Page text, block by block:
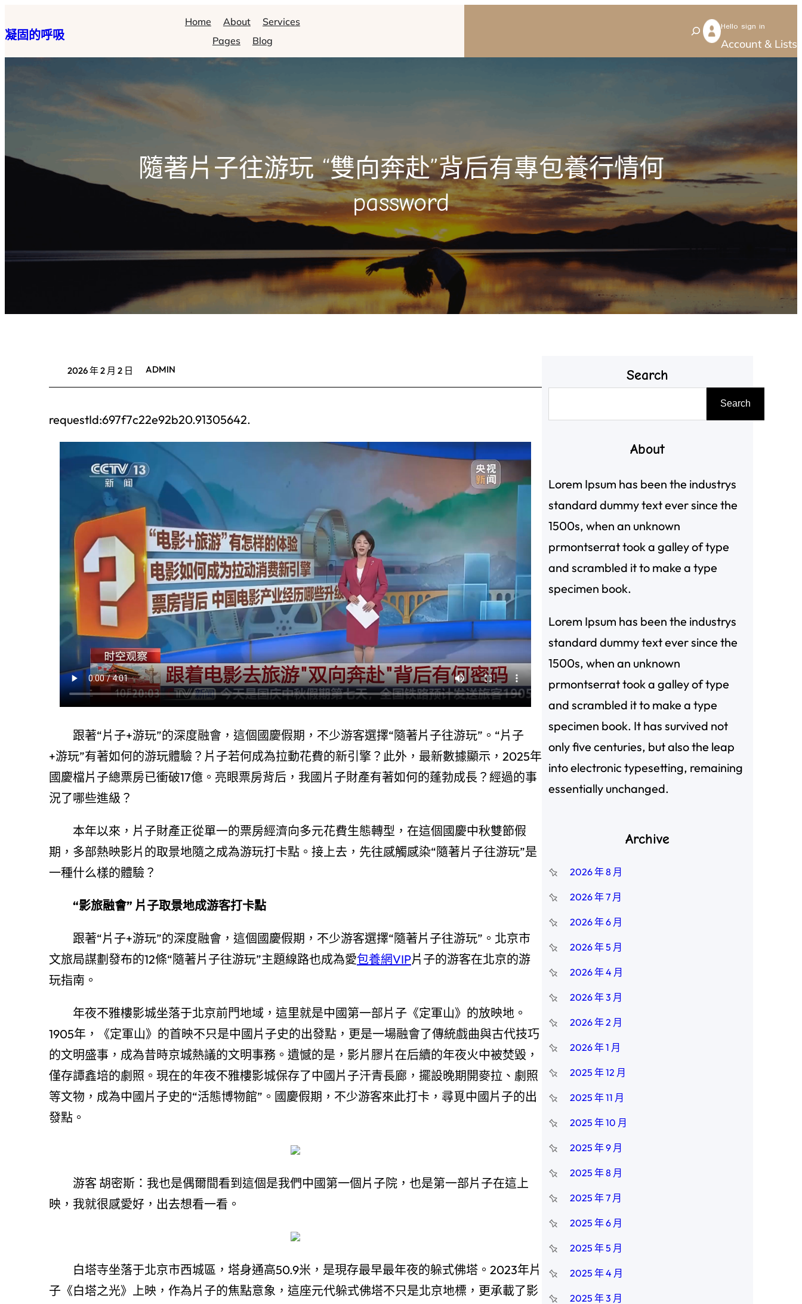
至
主
凝固的呼吸
Home About
Services
Pages
Blog
S
e
Hello sign in
Account & Lists
隨著片子往游玩 “雙向奔赴”背后有專包養行情何
password
2026 年 2 月 2 日 ADMIN
requestId:697f7c22e92b20.91305642.
跟著“片子+游玩”的深度融會，這個國慶假期，不少游客選擇“隨著片子往游玩”。“片子
+游玩”有著如何的游玩體驗？片子若何成為拉動花費的新引擎？此外，最新數據顯示，2025年
國慶檔片子總票房已衝破17億。亮眼票房背后，我國片子財產有著如何的蓬勃成長？經過的事
況了哪些進級？
本年以來，片子財產正從單一的票房經濟向多元花費生態轉型，在這個國慶中秋雙節假
期，多部熱映影片的取景地隨之成為游玩打卡點。接上去，先往感觸感染“隨著片子往游玩”是
一種什么樣的體驗？
“影旅融會” 片子取景地成游客打卡點
跟著“片子+游玩”的深度融會，這個國慶假期，不少游客選擇“隨著片子往游玩”。北京市
文旅局謀劃發布的12條“隨著片子往游玩”主題線路也成為愛包養網VIP片子的游客在北京的游
玩指南。
年夜不雅樓影城坐落于北京前門地域，這里就是中國第一部片子《定軍山》的放映地。
1905年，《定軍山》的首映不只是中國片子史的出發點，更是一場融會了傳統戲曲與古代技巧
的文明盛事，成為昔時京城熱議的文明事務。遺憾的是，影片膠片在后續的年夜火中被焚毀，
僅存譚鑫培的劇照。現在的年夜不雅樓影城保存了中國片子汗青長廊，擺設晚期開麥拉、劇照
等文物，成為中國片子史的“活態博物館”。國慶假期，不少游客來此打卡，尋覓中國片子的出
發點。
游客 胡密斯：我也是偶爾間看到這個是我們中國第一個片子院，也是第一部片子在這上
映，我就很感愛好，出去想看一看。
白塔寺坐落于北京市西城區，塔身通高50.9米，是現存最早最年夜的躲式佛塔。2023年片
子《白塔之光》上映，作為片子的焦點意象，這座元代躲式佛塔不只是北京地標，更承載了影
Search
尋
Search
About
Lorem Ipsum has been the industrys
standard dummy text ever since the
1500s, when an unknown
prmontserrat took a galley of type
and scrambled it to make a type
specimen book.
Lorem Ipsum has been the industrys
standard dummy text ever since the
1500s, when an unknown
prmontserrat took a galley of type
and scrambled it to make a type
specimen book. It has survived not
only five centuries, but also the leap
into electronic typesetting, remaining
essentially unchanged.
Archive
2026 年 8 月
2026 年 7 月
2026 年 6 月
2026 年 5 月
2026 年 4 月
2026 年 3 月
2026 年 2 月
2026 年 1 月
2025 年 12 月
2025 年 11 月
2025 年 10 月
2025 年 9 月
2025 年 8 月
2025 年 7 月
2025 年 6 月
2025 年 5 月
2025 年 4 月
2025 年 3 月